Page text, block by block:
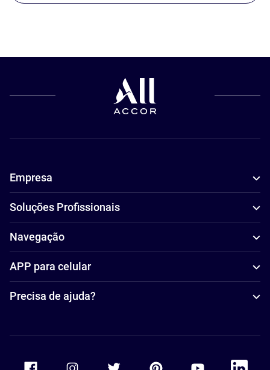
Empresa
Soluções Profissionais
Navegação
APP para celular
Precisa de ajuda?
Accor Youtube
Accor